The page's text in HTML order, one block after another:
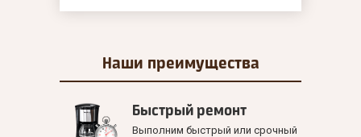
Наши преимущества
Быстрый ремонт
Выполним быстрый или срочный